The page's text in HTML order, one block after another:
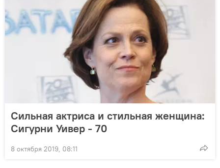
Сильная актриса и стильная женщина:
Сигурни Уивер - 70
8 октября 2019, 08:11